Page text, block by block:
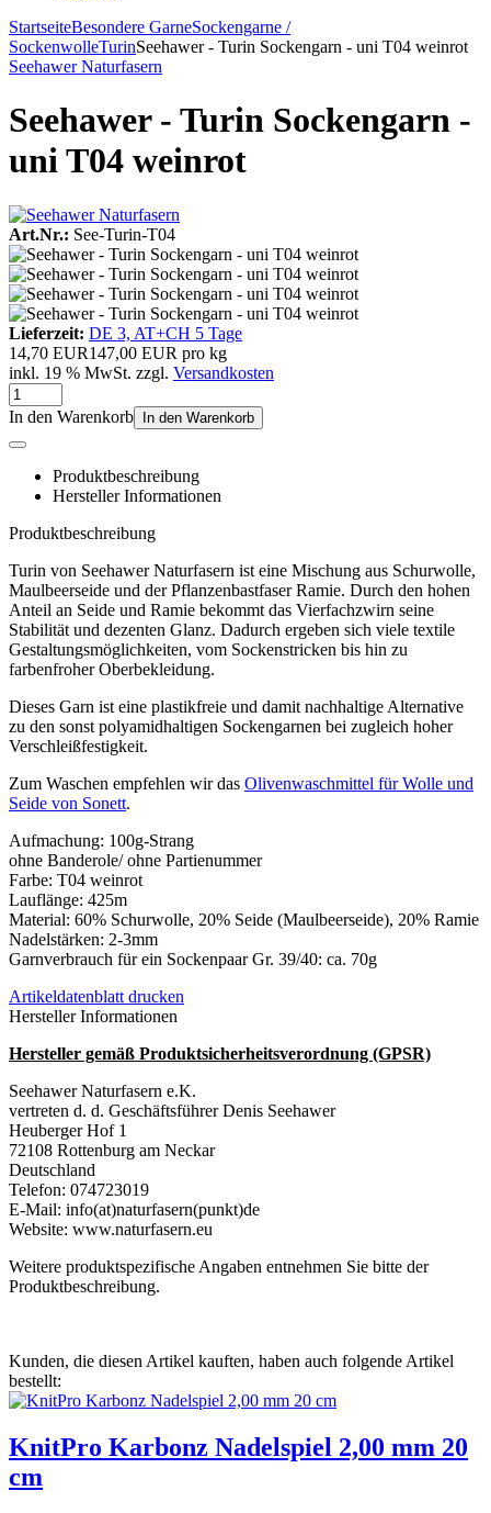
StartseiteBesondere GarneSockengarne /
SockenwolleTurinSeehawer - Turin Sockengarn - uni T04 weinrot
Seehawer Naturfasern
Seehawer - Turin Sockengarn -
uni T04 weinrot
Art.Nr.: See-Turin-T04
Lieferzeit: DE 3, AT+CH 5 Tage
14,70 EUR147,00 EUR pro kg
inkl. 19 % MwSt. zzgl. Versandkosten
In den Warenkorb In den Warenkorb
Produktbeschreibung
Hersteller Informationen
Produktbeschreibung
Turin von Seehawer Naturfasern ist eine Mischung aus Schurwolle,
Maulbeerseide und der Pflanzenbastfaser Ramie. Durch den hohen
Anteil an Seide und Ramie bekommt das Vierfachzwirn seine
Stabilität und dezenten Glanz. Dadurch ergeben sich viele textile
Gestaltungsmöglichkeiten, vom Sockenstricken bis hin zu
farbenfroher Oberbekleidung.
Dieses Garn ist eine plastikfreie und damit nachhaltige Alternative
zu den sonst polyamidhaltigen Sockengarnen bei zugleich hoher
Verschleißfestigkeit.
Zum Waschen empfehlen wir das Olivenwaschmittel für Wolle und
Seide von Sonett.
Aufmachung: 100g-Strang
ohne Banderole/ ohne Partienummer
Farbe: T04 weinrot
Lauflänge: 425m
Material: 60% Schurwolle, 20% Seide (Maulbeerseide), 20% Ramie
Nadelstärken: 2-3mm
Garnverbrauch für ein Sockenpaar Gr. 39/40: ca. 70g
Artikeldatenblatt drucken
Hersteller Informationen
Hersteller gemäß Produktsicherheitsverordnung (GPSR)
Seehawer Naturfasern e.K.
vertreten d. d. Geschäftsführer Denis Seehawer
Heuberger Hof 1
72108 Rottenburg am Neckar
Deutschland
Telefon: 074723019
E-Mail: info(at)naturfasern(punkt)de
Website: www.naturfasern.eu
Weitere produktspezifische Angaben entnehmen Sie bitte der
Produktbeschreibung.
Kunden, die diesen Artikel kauften, haben auch folgende Artikel
bestellt:
KnitPro Karbonz Nadelspiel 2,00 mm 20
cm